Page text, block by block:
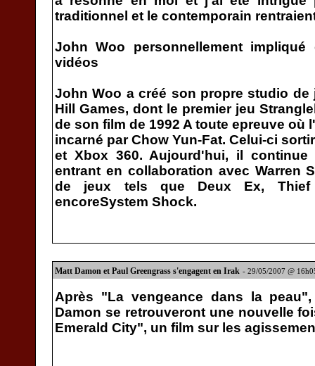
traditionnel et le contemporain
John Woo personnellement
vidéos
John Woo a créé son propre studio de
Hill Games, dont le premier jeu
de son film de 1992 A toute epreuve où
incarné par Chow Yun-Fat. Celui-ci
et Xbox 360. Aujourd'hui, il
entrant en collaboration avec Warren
de jeux tels que Deux Ex,
encoreSystem Shock.
Matt Damon et Paul Greengrass s'engagent en Irak - 29/05/2007 @
Après "La vengeance dans la
Damon se retrouveront une nouvelle
Emerald City", un film sur les